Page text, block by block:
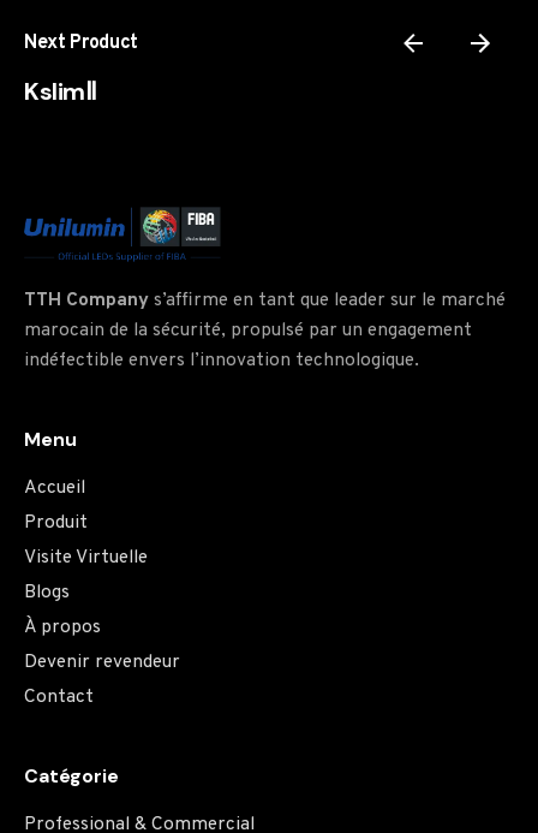
Next Product
KslimⅡ
TTH Company s’affirme en tant que leader sur le marché
marocain de la sécurité, propulsé par un engagement
indéfectible envers l’innovation technologique.
Menu
Accueil
Produit
Visite Virtuelle
Blogs
À propos
Devenir revendeur
Contact
Catégorie
Professional & Commercial